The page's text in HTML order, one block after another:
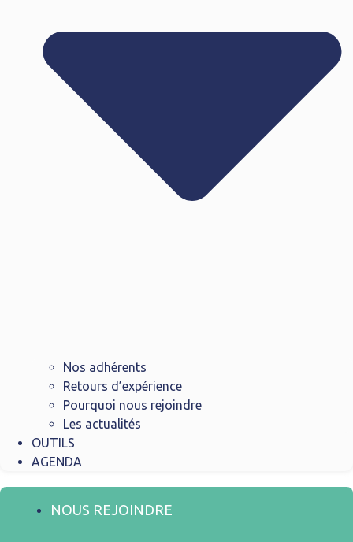
Nos adhérents
Retours d’expérience
Pourquoi nous rejoindre
Les actualités
OUTILS
AGENDA
NOUS REJOINDRE